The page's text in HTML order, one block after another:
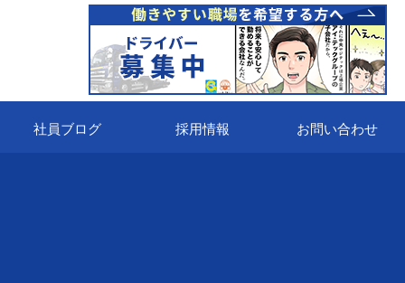
社員ブログ 採用情報 お問い合わせ